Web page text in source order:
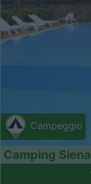
Campeggio
Camping